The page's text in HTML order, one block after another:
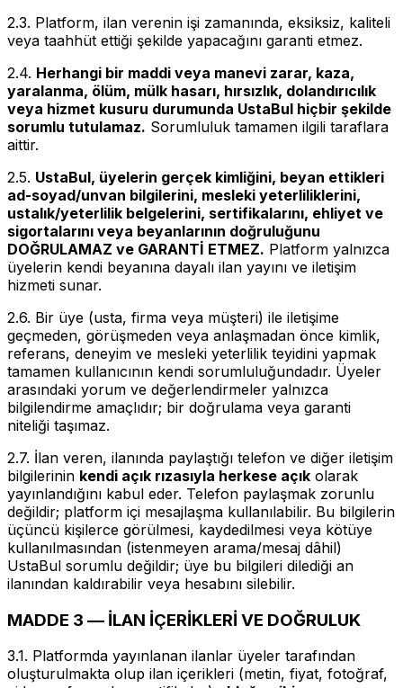
2.3. Platform, ilan verenin işi zamanında, eksiksiz, kaliteli
veya taahhüt ettiği şekilde yapacağını garanti etmez.
2.4. Herhangi bir maddi veya manevi zarar, kaza,
yaralanma, ölüm, mülk hasarı, hırsızlık, dolandırıcılık
veya hizmet kusuru durumunda UstaBul hiçbir şekilde
sorumlu tutulamaz. Sorumluluk tamamen ilgili taraflara
aittir.
2.5. UstaBul, üyelerin gerçek kimliğini, beyan ettikleri
ad-soyad/unvan bilgilerini, mesleki yeterliliklerini,
ustalık/yeterlilik belgelerini, sertifikalarını, ehliyet ve
sigortalarını veya beyanlarının doğruluğunu
DOĞRULAMAZ ve GARANTİ ETMEZ. Platform yalnızca
üyelerin kendi beyanına dayalı ilan yayını ve iletişim
hizmeti sunar.
2.6. Bir üye (usta, firma veya müşteri) ile iletişime
geçmeden, görüşmeden veya anlaşmadan önce kimlik,
referans, deneyim ve mesleki yeterlilik teyidini yapmak
tamamen kullanıcının kendi sorumluluğundadır. Üyeler
arasındaki yorum ve değerlendirmeler yalnızca
bilgilendirme amaçlıdır; bir doğrulama veya garanti
niteliği taşımaz.
2.7. İlan veren, ilanında paylaştığı telefon ve diğer iletişim
bilgilerinin kendi açık rızasıyla herkese açık olarak
yayınlandığını kabul eder. Telefon paylaşmak zorunlu
değildir; platform içi mesajlaşma kullanılabilir. Bu bilgilerin
üçüncü kişilerce görülmesi, kaydedilmesi veya kötüye
kullanılmasından (istenmeyen arama/mesaj dâhil)
UstaBul sorumlu değildir; üye bu bilgileri dilediği an
ilanından kaldırabilir veya hesabını silebilir.
MADDE 3 — İLAN İÇERİKLERİ VE DOĞRULUK
3.1. Platformda yayınlanan ilanlar üyeler tarafından
oluşturulmakta olup ilan içerikleri (metin, fiyat, fotoğraf,